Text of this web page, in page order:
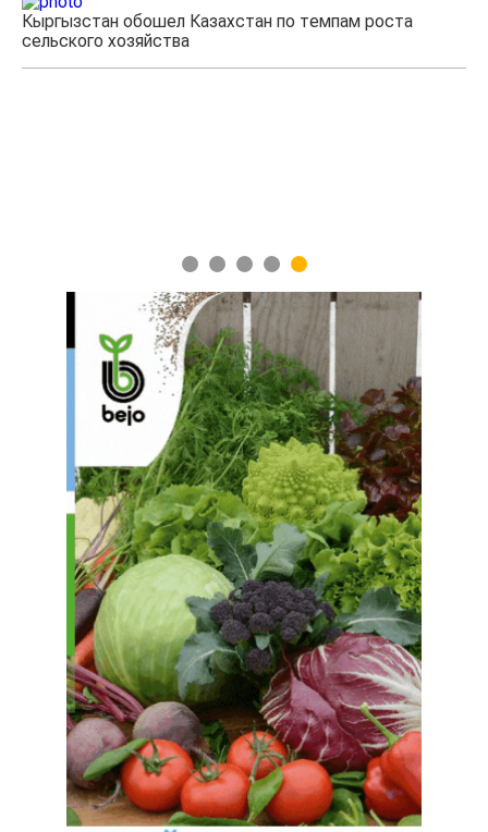
Кыргызстан обошел Казахстан по темпам роста
сельского хозяйства
1 2 3 4 5